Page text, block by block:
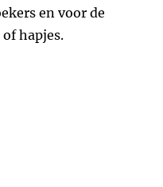
en voor de
hapjes.